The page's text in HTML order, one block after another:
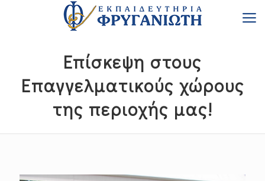
Επίσκεψη στους
Eπαγγελματικούς χώρους
της περιοχής μας!